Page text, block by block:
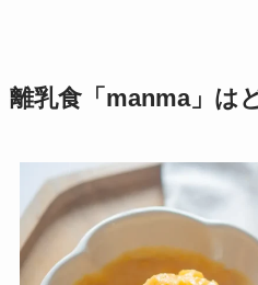
離乳食「manma」は